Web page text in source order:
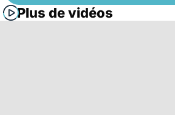
Plus de vidéos